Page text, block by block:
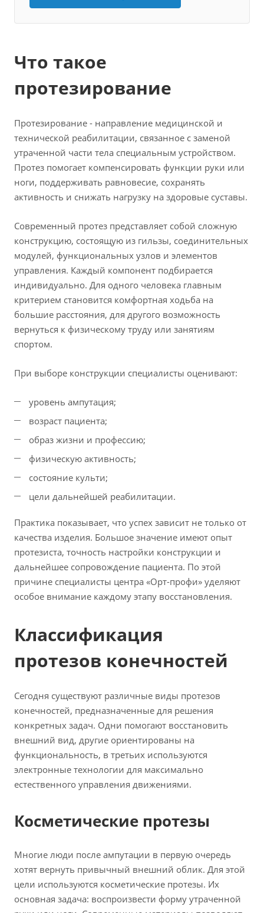
Что такое
протезирование
Протезирование - направление медицинской и
технической реабилитации, связанное с заменой
утраченной части тела специальным устройством.
Протез помогает компенсировать функции руки или
ноги, поддерживать равновесие, сохранять
активность и снижать нагрузку на здоровые суставы.
Современный протез представляет собой сложную
конструкцию, состоящую из гильзы, соединительных
модулей, функциональных узлов и элементов
управления. Каждый компонент подбирается
индивидуально. Для одного человека главным
критерием становится комфортная ходьба на
большие расстояния, для другого возможность
вернуться к физическому труду или занятиям
спортом.
При выборе конструкции специалисты оценивают:
уровень ампутация;
возраст пациента;
образ жизни и профессию;
физическую активность;
состояние культи;
цели дальнейшей реабилитации.
Практика показывает, что успех зависит не только от
качества изделия. Большое значение имеют опыт
протезиста, точность настройки конструкции и
дальнейшее сопровождение пациента. По этой
причине специалисты центра «Орт-профи» уделяют
особое внимание каждому этапу восстановления.
Классификация
протезов конечностей
Сегодня существуют различные виды протезов
конечностей, предназначенные для решения
конкретных задач. Одни помогают восстановить
внешний вид, другие ориентированы на
функциональность, в третьих используются
электронные технологии для максимально
естественного управления движениями.
Косметические протезы
Многие люди после ампутации в первую очередь
хотят вернуть привычный внешний облик. Для этой
цели используются косметические протезы. Их
основная задача: воспроизвести форму утраченной